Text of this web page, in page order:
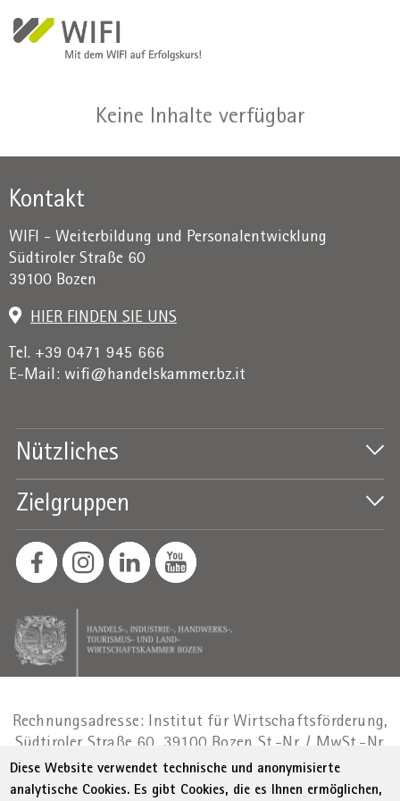
Keine Inhalte verfügbar
Kontakt
WIFI - Weiterbildung und Personalentwicklung
Südtiroler Straße 60
39100 Bozen
HIER FINDEN SIE UNS
Tel. +39 0471 945 666
E-Mail: wifi@handelskammer.bz.it
Nützliches
Zielgruppen
Rechnungsadresse: Institut für Wirtschaftsförderung,
Südtiroler Straße 60, 39100 Bozen St.-Nr. / MwSt.-Nr.
01716880214|administration-
as@bz.legalmail.camcom.it
Diese Website verwendet technische und anonymisierte
analytische Cookies. Es gibt Cookies, die es Ihnen ermöglichen,